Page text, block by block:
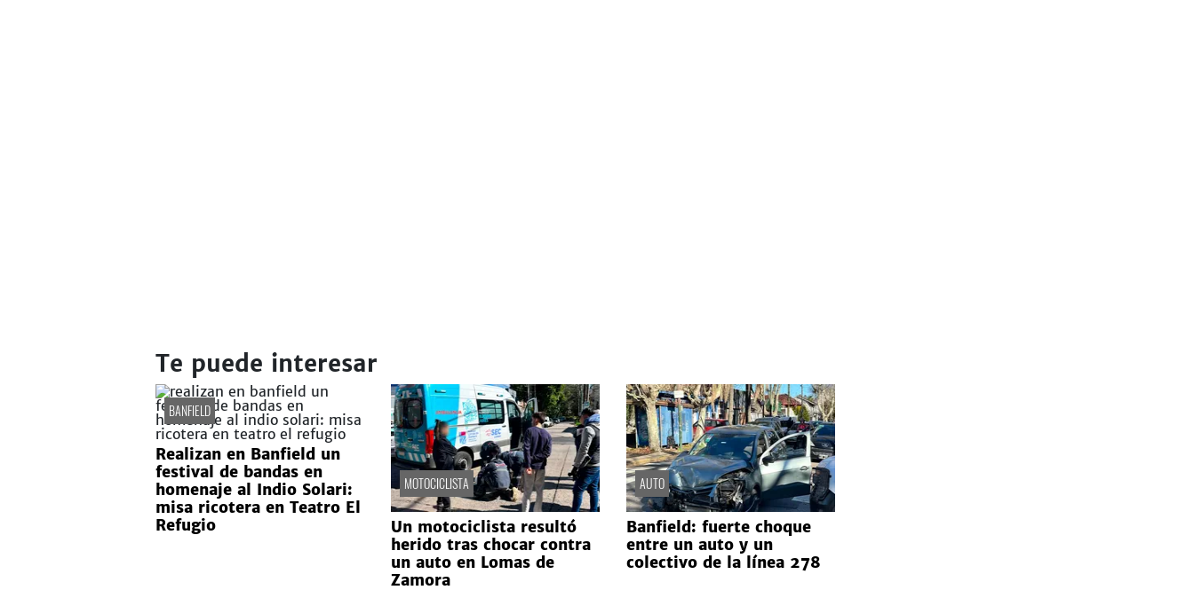
Te puede interesar
BANFIELD
Realizan en Banfield un
festival de bandas en
homenaje al Indio Solari:
misa ricotera en Teatro El
Refugio
MOTOCICLISTA
Un motociclista resultó
herido tras chocar contra
un auto en Lomas de
Zamora
AUTO
Banfield: fuerte choque
entre un auto y un
colectivo de la línea 278